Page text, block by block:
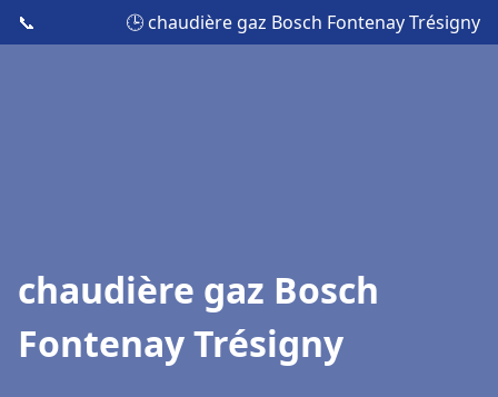
📞 🕒 chaudière gaz Bosch Fontenay Trésigny
chaudière gaz Bosch
Fontenay Trésigny